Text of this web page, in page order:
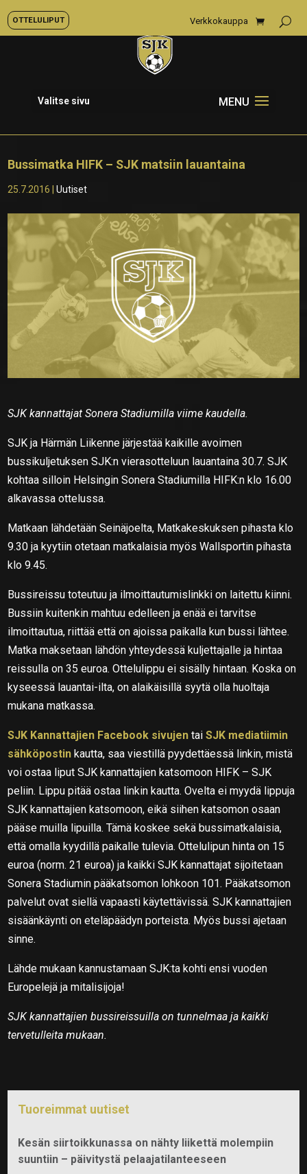
OTTELULIPUT Verkkokauppa
Valitse sivu
Bussimatka HIFK – SJK matsiin lauantaina
25.7.2016 |Uutiset
SJK kannattajat Sonera Stadiumilla viime kaudella.
SJK ja Härmän Liikenne järjestää kaikille avoimen
bussikuljetuksen SJK:n vierasotteluun lauantaina 30.7. SJK
kohtaa silloin Helsingin Sonera Stadiumilla HIFK:n klo 16.00
alkavassa ottelussa.
Matkaan lähdetään Seinäjoelta, Matkakeskuksen pihasta klo
9.30 ja kyytiin otetaan matkalaisia myös Wallsportin pihasta
klo 9.45.
Bussireissu toteutuu ja ilmoittautumislinkki on laitettu kiinni.
Bussiin kuitenkin mahtuu edelleen ja enää ei tarvitse
ilmoittautua, riittää että on ajoissa paikalla kun bussi lähtee.
Matka maksetaan lähdön yhteydessä kuljettajalle ja hintaa
reissulla on 35 euroa. Ottelulippu ei sisälly hintaan. Koska on
kyseessä lauantai-ilta, on alaikäisillä syytä olla huoltaja
mukana matkassa.
SJK Kannattajien Facebook sivujen taiSJK mediatiimin
sähköpostin kautta, saa viestillä pyydettäessä linkin, mistä
voi ostaa liput SJK kannattajien katsomoon HIFK – SJK
peliin. Lippu pitää ostaa linkin kautta. Ovelta ei myydä lippuja
SJK kannattajien katsomoon, eikä siihen katsomon osaan
pääse muilla lipuilla. Tämä koskee sekä bussimatkalaisia,
että omalla kyydillä paikalle tulevia. Ottelulipun hinta on 15
euroa (norm. 21 euroa) ja kaikki SJK kannattajat sijoitetaan
Sonera Stadiumin pääkatsomon lohkoon 101. Pääkatsomon
palvelut ovat siellä vapaasti käytettävissä. SJK kannattajien
sisäänkäynti on eteläpäädyn porteista. Myös bussi ajetaan
sinne.
Lähde mukaan kannustamaan SJK:ta kohti ensi vuoden
Europelejä ja mitalisijoja!
SJK kannattajien bussireissuilla on tunnelmaa ja kaikki
tervetulleita mukaan.
Tuoreimmat uutiset
Kesän siirtoikkunassa on nähty liikettä molempiin
suuntiin – päivitystä pelaajatilanteeseen